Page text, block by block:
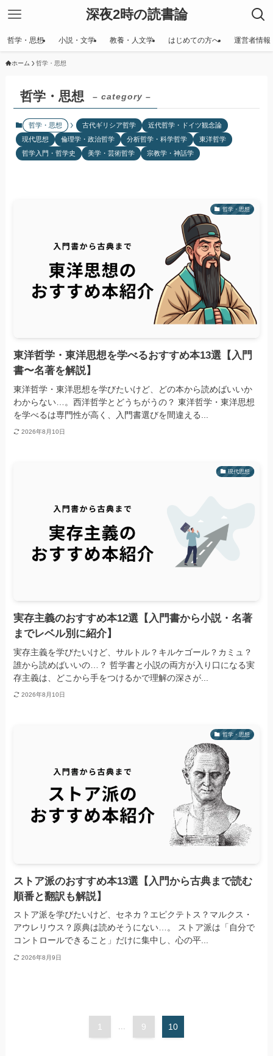
深夜2時の読書論
哲学・思想 小説・文学 教養・人文学 はじめての方へ 運営者情報
ホーム 哲学・思想
哲学・思想 – category –
哲学・思想 古代ギリシア哲学
近代哲学・ドイツ観念論
現代思想
倫理学・政治哲学 分析哲学・科学哲学
東洋哲学
哲学入門・哲学史
美学・芸術哲学 宗教学・神話学
哲学・思想
東洋哲学・東洋思想を学べるおすすめ本13選【入門
書〜名著を解説】
東洋哲学・東洋思想を学びたいけど、どの本から読めばいいか
わからない…。西洋哲学とどうちがうの？ 東洋哲学・東洋思想
を学べるは専門性が高く、入門書選びを間違える...
2026年8月10日
現代思想
実存主義のおすすめ本12選【入門書から小説・名著
までレベル別に紹介】
実存主義を学びたいけど、サルトル？キルケゴール？カミュ？
誰から読めばいいの…？ 哲学書と小説の両方が入り口になる実
存主義は、どこから手をつけるかで理解の深さが...
2026年8月10日
哲学・思想
ストア派のおすすめ本13選【入門から古典まで読む
順番と翻訳も解説】
ストア派を学びたいけど、セネカ？エピクテトス？マルクス・
アウレリウス？原典は読めそうにない…。 ストア派は「自分で
コントロールできること」だけに集中し、心の平...
2026年8月9日
1 ... 9 10